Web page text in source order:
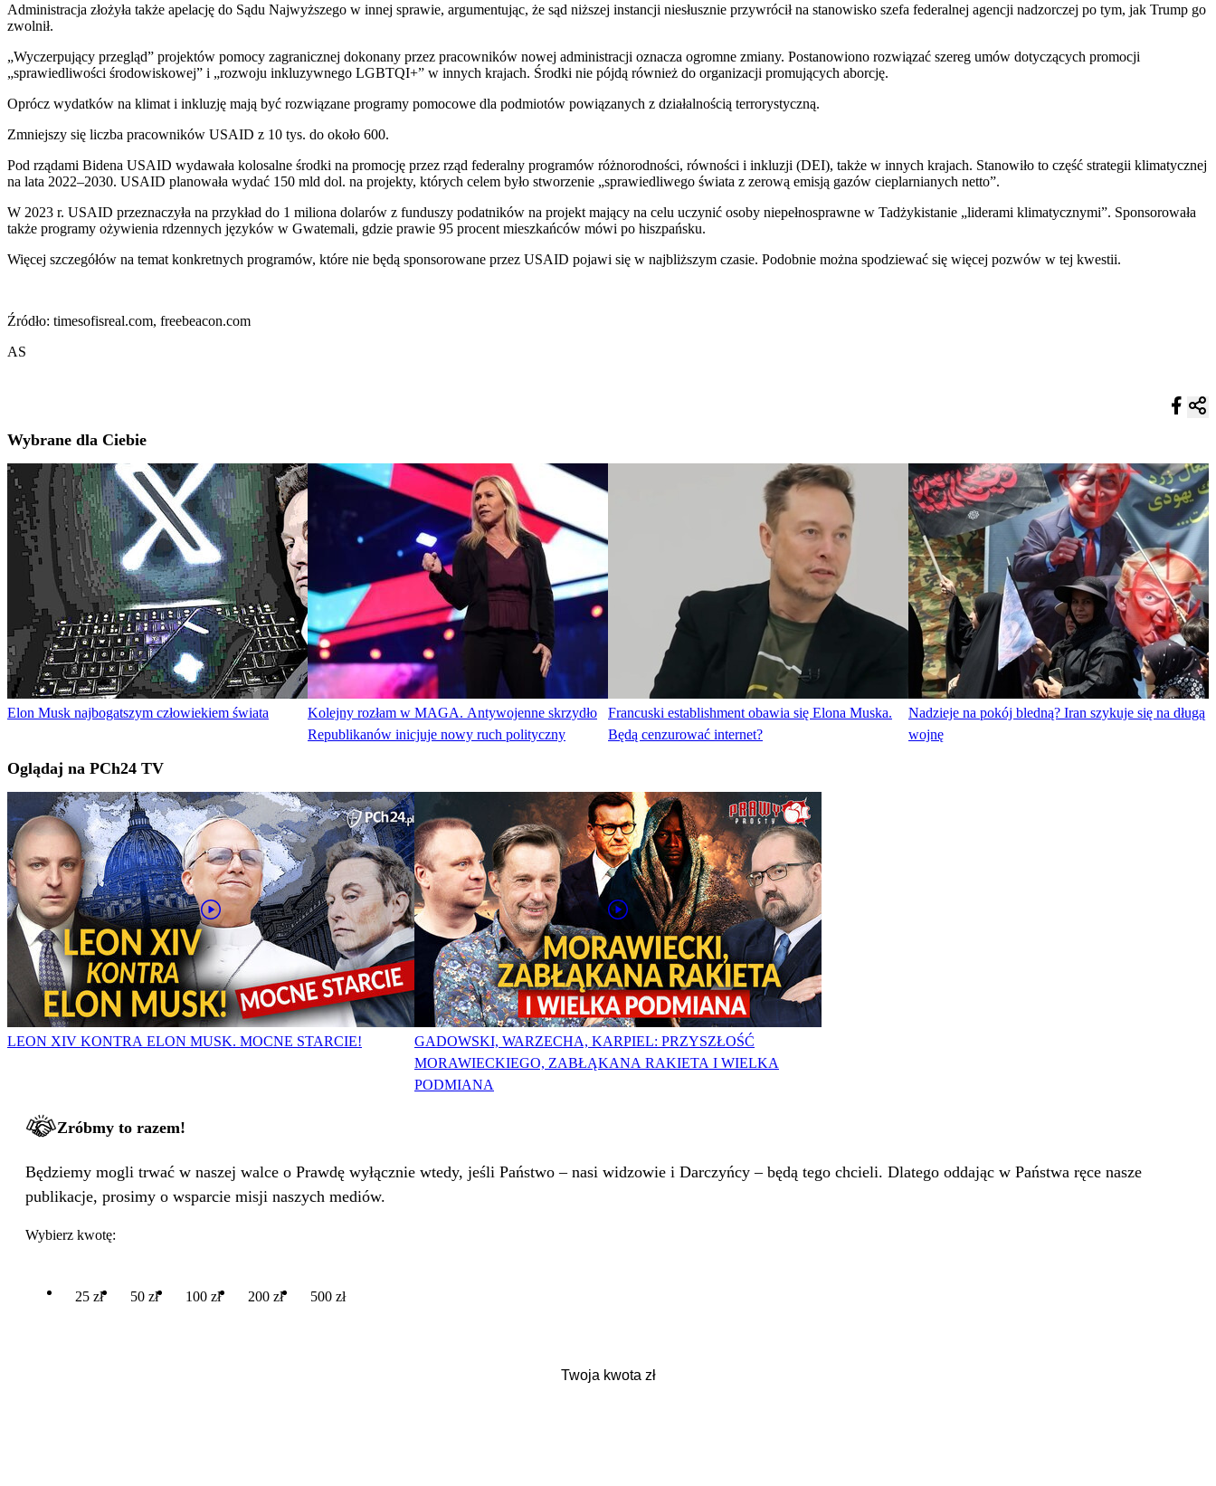
Administracja złożyła także apelację do Sądu Najwyższego w innej sprawie, argumentując, że sąd niższej instancji niesłusznie przywrócił na stanowisko szefa federalnej agencji nadzorczej po tym, jak Trump go
zwolnił.
„Wyczerpujący przegląd” projektów pomocy zagranicznej dokonany przez pracowników nowej administracji oznacza ogromne zmiany. Postanowiono rozwiązać szereg umów dotyczących promocji
„sprawiedliwości środowiskowej” i „rozwoju inkluzywnego LGBTQI+” w innych krajach. Środki nie pójdą również do organizacji promujących aborcję.
Oprócz wydatków na klimat i inkluzję mają być rozwiązane programy pomocowe dla podmiotów powiązanych z działalnością terrorystyczną.
Zmniejszy się liczba pracowników USAID z 10 tys. do około 600.
Pod rządami Bidena USAID wydawała kolosalne środki na promocję przez rząd federalny programów różnorodności, równości i inkluzji (DEI), także w innych krajach. Stanowiło to część strategii klimatycznej
na lata 2022–2030. USAID planowała wydać 150 mld dol. na projekty, których celem było stworzenie „sprawiedliwego świata z zerową emisją gazów cieplarnianych netto”.
W 2023 r. USAID przeznaczyła na przykład do 1 miliona dolarów z funduszy podatników na projekt mający na celu uczynić osoby niepełnosprawne w Tadżykistanie „liderami klimatycznymi”. Sponsorowała
także programy ożywienia rdzennych języków w Gwatemali, gdzie prawie 95 procent mieszkańców mówi po hiszpańsku.
Więcej szczegółów na temat konkretnych programów, które nie będą sponsorowane przez USAID pojawi się w najbliższym czasie. Podobnie można spodziewać się więcej pozwów w tej kwestii.
Źródło: timesofisreal.com, freebeacon.com
AS
Wybrane dla Ciebie
Elon Musk najbogatszym człowiekiem świata
Kolejny rozłam w MAGA. Antywojenne skrzydło
Republikanów inicjuje nowy ruch polityczny
Francuski establishment obawia się Elona Muska.
Będą cenzurować internet?
Nadzieje na pokój bledną? Iran szykuje się na długą
wojnę
Oglądaj na PCh24 TV
LEON XIV KONTRA ELON MUSK. MOCNE STARCIE!
GADOWSKI, WARZECHA, KARPIEL: PRZYSZŁOŚĆ
MORAWIECKIEGO, ZABŁĄKANA RAKIETA I WIELKA
PODMIANA
Zróbmy to razem!
Będziemy mogli trwać w naszej walce o Prawdę wyłącznie wtedy, jeśli Państwo – nasi widzowie i Darczyńcy – będą tego chcieli. Dlatego oddając w Państwa ręce nasze
publikacje, prosimy o wsparcie misji naszych mediów.
Wybierz kwotę:
25 zł 50 zł 100 zł 200 zł 500 zł